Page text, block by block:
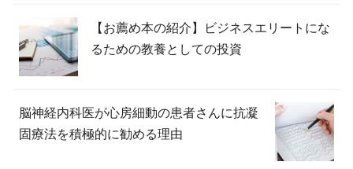
【お薦め本の紹介】ビジネスエリートにな
るための教養としての投資
脳神経内科医が心房細動の患者さんに抗凝
固療法を積極的に勧める理由